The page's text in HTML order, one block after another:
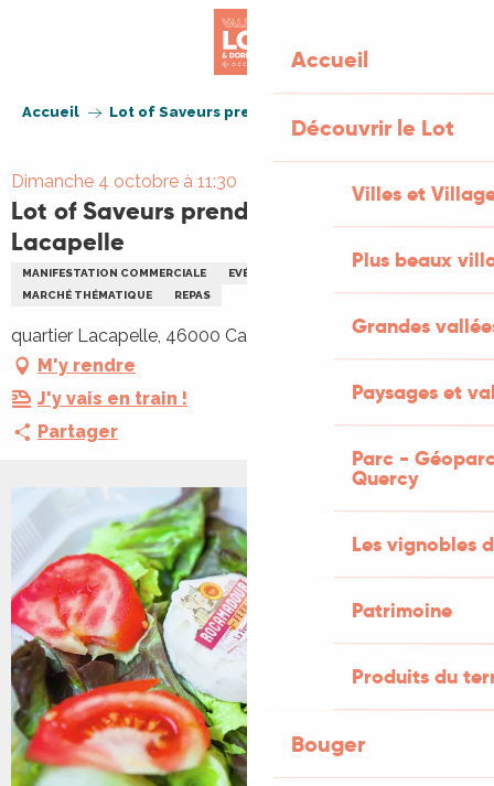
Accueil
Découvrir le Lot
Villes et
Plus beaux
Grandes
Paysages et
Parc -
Quercy
Les vignobles
Patrimoine
Produits du
Bouger
Accueil Lot of Saveurs prend ses quartiers à Lacapelle
Dimanche 4 octobre à 11:30
Lot of Saveurs prend ses quartiers à
Lacapelle
MANIFESTATION COMMERCIALE EVÉNEMENT JEUNE PUBLIC
MARCHÉ THÉMATIQUE
REPAS
quartier Lacapelle, 46000 Cahors
M'y rendre
J'y vais en train !
Partager